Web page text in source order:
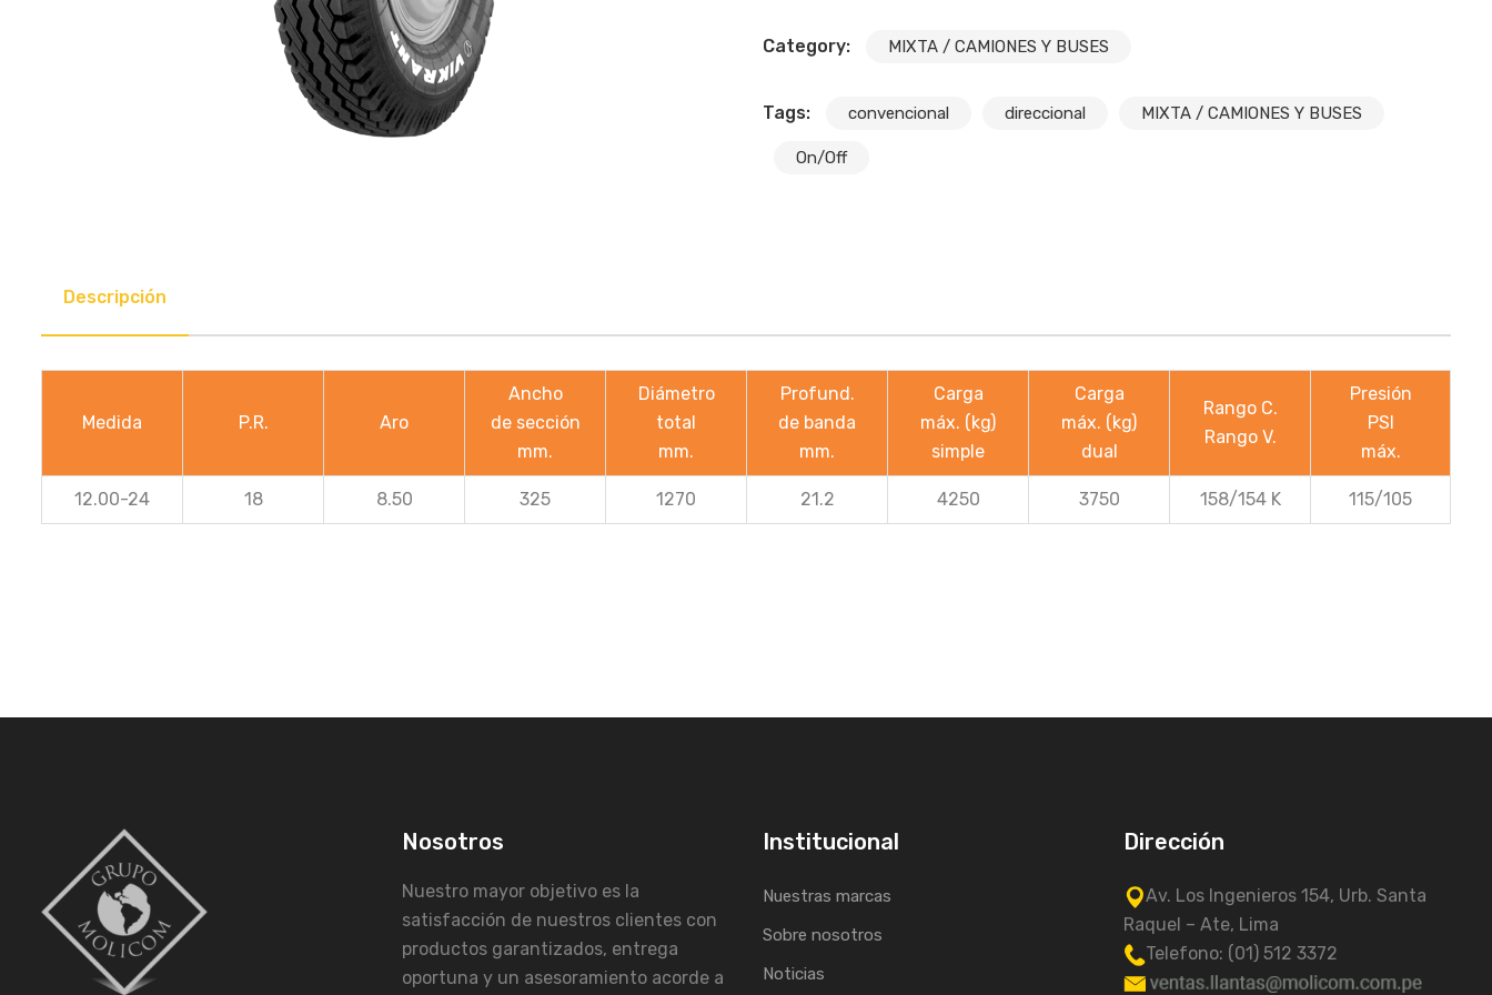
Category: MIXTA / CAMIONES Y BUSES
Tags: convencional direccional MIXTA / CAMIONES Y BUSES
On/Off
Descripción
Medida P.R. Aro
Ancho
de sección
mm.
Diámetro
total
mm.
Profund.
de banda
mm.
Carga
máx. (kg)
simple
Carga
máx. (kg)
dual
Rango C.
Rango V.
Presión
PSI
máx.
12.00-24 18 8.50 325 1270 21.2 4250 3750 158/154 K 115/105
Nosotros
Nuestro mayor objetivo es la
satisfacción de nuestros clientes con
productos garantizados, entrega
oportuna y un asesoramiento acorde a
Institucional
Nuestras marcas
Sobre nosotros
Noticias
Dirección
Av. Los Ingenieros 154, Urb. Santa
Raquel – Ate, Lima
Telefono: (01) 512 3372